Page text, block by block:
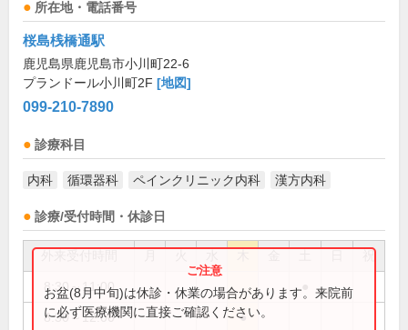
所在地・電話番号
桜島桟橋通駅
鹿児島県鹿児島市小川町22-6
プランドール小川町2F [地図]
099-210-7890
診療科目
内科 循環器科 ペインクリニック内科 漢方内科
診療/受付時間・休診日
祝
8:30～11:00
8:30～12:00 ●
お盆(8月中旬)は休診・休業の場合があります。来院前
に必ず医療機関に直接ご確認ください。